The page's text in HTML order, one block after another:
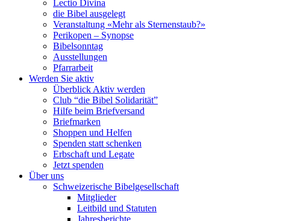
Lectio Divina
die Bibel ausgelegt
Veranstaltung «Mehr als Sternenstaub?»
Perikopen – Synopse
Bibelsonntag
Ausstellungen
Pfarrarbeit
Werden Sie aktiv
Überblick Aktiv werden
Club “die Bibel Solidarität”
Hilfe beim Briefversand
Briefmarken
Shoppen und Helfen
Spenden statt schenken
Erbschaft und Legate
Jetzt spenden
Über uns
Schweizerische Bibelgesellschaft
Mitglieder
Leitbild und Statuten
Jahresberichte